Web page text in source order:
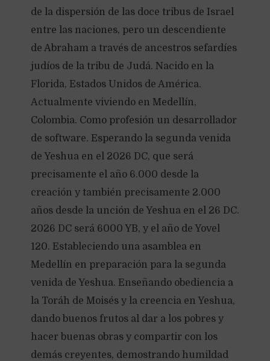
de la dispersión de las doce tribus de Israel
entre las naciones, pero un descendiente
de Abraham a través de ancestros sefardíes
judíos de la tribu de Judá. Nacido en la
Florida, Estados Unidos de América.
Actualmente viviendo en Medellín,
Colombia. Como profesión un desarrollador
de software. Esperando la segunda venida
de Yeshua en el 2026 DC, que será
precisamente el año 6.000 desde la
creación y también precisamente 2.000
años desde la unción de Yeshua en el 26 DC.
2026 DC será 6000 YB, y el año de Yovel
120. Estableciendo una asamblea en
Medellín en preparación para la segunda
venida de Yeshua. Enseñando obediencia a
la Toráh de Moisés y la creencia en Yeshua,
dando buenos frutos al dar a los pobres y
hacer buenas obras y compartir con los
demás creyentes, demostrando humildad